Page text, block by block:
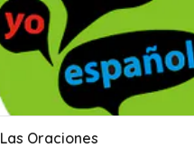
Las Oraciones